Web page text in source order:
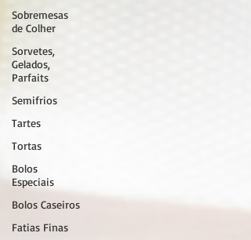
Sobremesas
de Colher
Sorvetes,
Gelados,
Parfaits
Semifrios
Tartes
Tortas
Bolos
Especiais
Bolos Caseiros
Fatias Finas